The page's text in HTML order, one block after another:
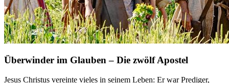
Überwinder im Glauben – Die zwölf Apostel
Jesus Christus vereinte vieles in seinem Leben: Er war Prediger,